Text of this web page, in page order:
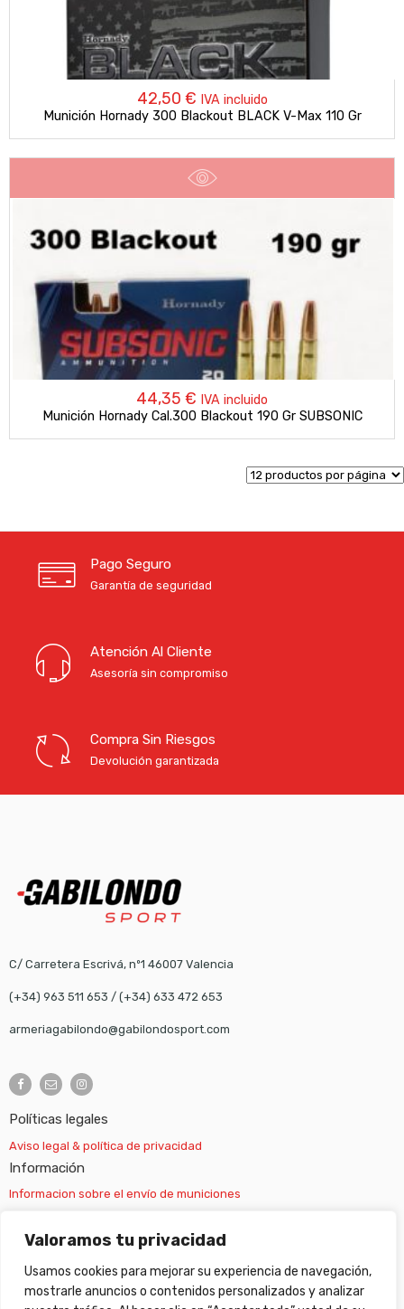
Valoramos tu privacidad
Usamos cookies para mejorar su experiencia de navegación,
mostrarle anuncios o contenidos personalizados y analizar
42,50 € IVA incluido
Munición Hornady 300 Blackout BLACK V-Max 110 Gr
44,35 € IVA incluido
Munición Hornady Cal.300 Blackout 190 Gr SUBSONIC
Pago Seguro
Garantía de seguridad
Atención Al Cliente
Asesoría sin compromiso
Compra Sin Riesgos
Devolución garantizada
C/ Carretera Escrivá, nº1 46007 Valencia
(+34) 963 511 653 / (+34) 633 472 653
armeriagabilondo@gabilondosport.com
Políticas legales
Aviso legal & política de privacidad
Información
Informacion sobre el envío de municiones
Información sobre el envío de armas
Cambios y devoluciones